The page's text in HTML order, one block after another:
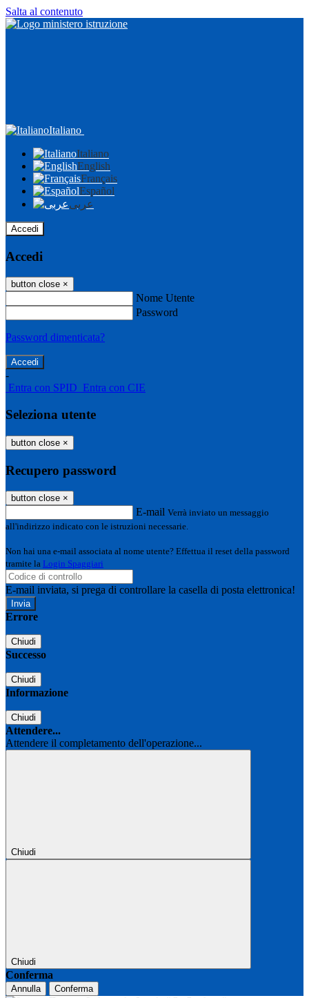
Salta al contenuto
Italiano
Italiano
English
Français
Español
عربى
Accedi
Accedi
button close ×
Nome Utente
Password
Password dimenticata?
-
Entra con SPID Entra con CIE
Seleziona utente
button close ×
Recupero password
button close ×
E-mail Verrà inviato un messaggio
all'indirizzo indicato con le istruzioni necessarie.
Non hai una e-mail associata al nome utente? Effettua il reset della password
tramite la Login Spaggiari
E-mail inviata, si prega di controllare la casella di posta elettronica!
Errore
Chiudi
Successo
Chiudi
Informazione
Chiudi
Attendere...
Attendere il completamento dell'operazione...
Chiudi
Chiudi
Conferma
Annulla Conferma